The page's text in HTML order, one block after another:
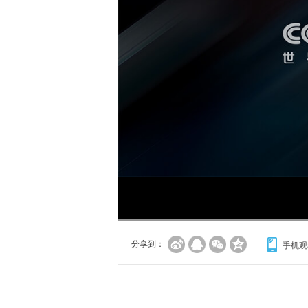
分享到： 手机